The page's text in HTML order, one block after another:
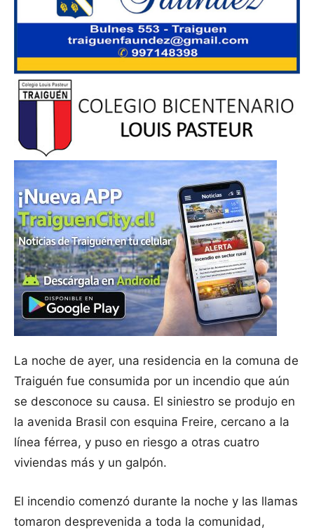
La noche de ayer, una residencia en la comuna de
Traiguén fue consumida por un incendio que aún
se desconoce su causa. El siniestro se produjo en
la avenida Brasil con esquina Freire, cercano a la
línea férrea, y puso en riesgo a otras cuatro
viviendas más y un galpón.
El incendio comenzó durante la noche y las llamas
tomaron desprevenida a toda la comunidad,